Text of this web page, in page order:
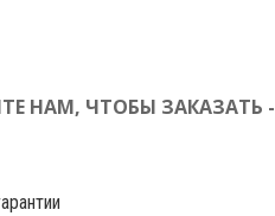
НАМ, ЧТОБЫ ЗАКАЗАТЬ -